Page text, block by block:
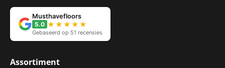
Musthavefloors
5.0 ★★★★★
Gebaseerd op 51 recensies
Assortiment